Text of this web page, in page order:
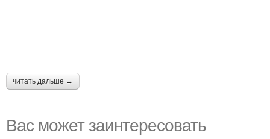
читать дальше →
Вас может заинтересовать